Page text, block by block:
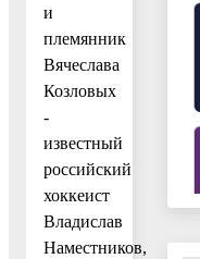
и
племянник
Вячеслава
Козловых
-
известный
российский
хоккеист
Владислав
Наместников,